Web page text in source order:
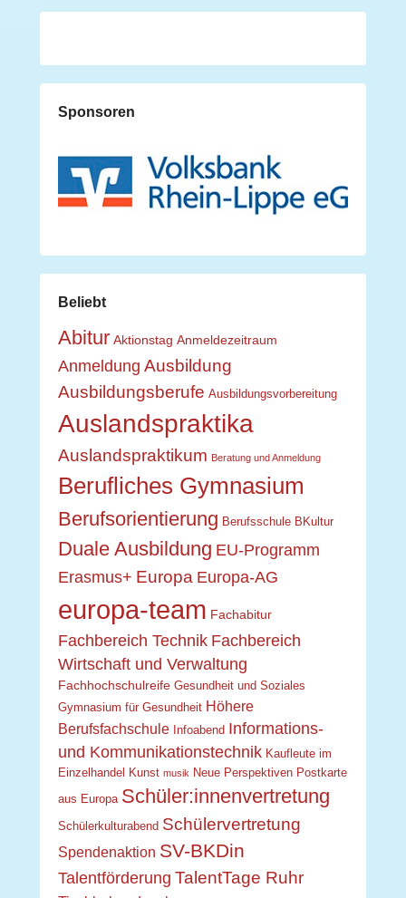
Sponsoren
Beliebt
Abitur Aktionstag Anmeldezeitraum
Anmeldung Ausbildung
Ausbildungsberufe Ausbildungsvorbereitung
Auslandspraktika
Auslandspraktikum Beratung und Anmeldung
Berufliches Gymnasium
Berufsorientierung Berufsschule BKultur
Duale Ausbildung EU-Programm
Erasmus+ Europa Europa-AG
europa-team Fachabitur
Fachbereich Technik Fachbereich
Wirtschaft und Verwaltung
Fachhochschulreife Gesundheit und Soziales
Gymnasium für Gesundheit Höhere
Berufsfachschule Infoabend Informations-
und Kommunikationstechnik Kaufleute im
Einzelhandel
Kunst musik Neue Perspektiven Postkarte
aus Europa Schüler:innenvertretung
Schülerkulturabend Schülervertretung
Spendenaktion SV-BKDin
Talentförderung TalentTage Ruhr